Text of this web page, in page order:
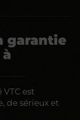
garantie
est
de sérieux et